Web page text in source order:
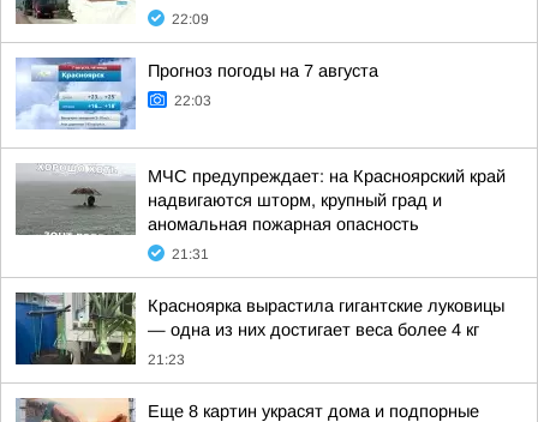
22:09
Прогноз погоды на 7 августа
22:03
МЧС предупреждает: на Красноярский край
надвигаются шторм, крупный град и
аномальная пожарная опасность
21:31
Красноярка вырастила гигантские луковицы
— одна из них достигает веса более 4 кг
21:23
Еще 8 картин украсят дома и подпорные